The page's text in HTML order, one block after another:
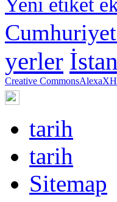
yerler
Creative CommonsAlexa
tarih
tarih
Sitemap